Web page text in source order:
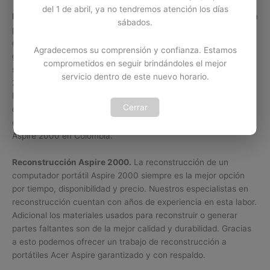
Bisagras Aspire 2000.
Las bisagras de un portátil Aspire fallan
por muchas razones. La falla más común se presenta por falta
de mantenimiento o calibración. Esto provoca que las bisagras
generen más resistencia de lo normal, ocasionando ruptura en
sus soportes o en la carcasa externa del computador Aspire
2000.
En Bludet encontrara disponibilidad de diferentes referencias
de bisagras para portátiles Acer Aspire. Adicional contamos
con servicio de instalación y calibración para bisagras Acer
Aspire 2000 en Colombia.
Reconstrucción Aspire 2000. La reconstrucción de un
computador portátil Aspire 2000 siempre es la mejor opción
por tiempo, disponibilidad y precio. Nuestros especialistas en
reconstrucción cuentan con años de experiencia en esta labor.
Adicional los materiales usados para reconstruir o generar
partes faltantes son de la mejor calidad y durabilidad. Gracias
a esto podemos ofrecer un trabajo de reconstrucción a
portátiles Acer Aspire garantizado y con respaldo.
del 1 de abril, ya no tendremos atención los días
sábados.
Agradecemos su comprensión y confianza. Estamos
comprometidos en seguir brindándoles el mejor
servicio dentro de este nuevo horario.
Cerrar